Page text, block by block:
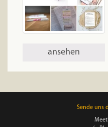
ansehen
Sende uns